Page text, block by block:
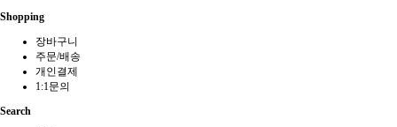
Shopping
장바구니
주문/배송
개인결제
1:1문의
Search